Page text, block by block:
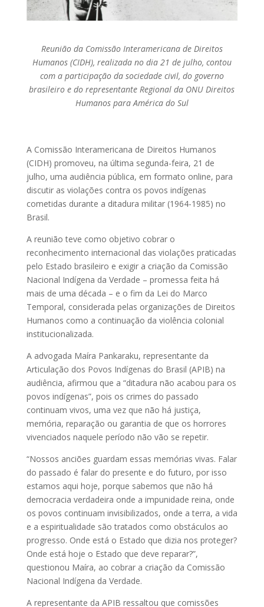
Reunião da Comissão Interamericana de Direitos
Humanos (CIDH), realizada no dia 21 de julho, contou
com a participação da sociedade civil, do governo
brasileiro e do representante Regional da ONU Direitos
Humanos para América do Sul
A Comissão Interamericana de Direitos Humanos
(CIDH) promoveu, na última segunda-feira, 21 de
julho, uma audiência pública, em formato online, para
discutir as violações contra os povos indígenas
cometidas durante a ditadura militar (1964-1985) no
Brasil.
A reunião teve como objetivo cobrar o
reconhecimento internacional das violações praticadas
pelo Estado brasileiro e exigir a criação da Comissão
Nacional Indígena da Verdade – promessa feita há
mais de uma década – e o fim da Lei do Marco
Temporal, considerada pelas organizações de Direitos
Humanos como a continuação da violência colonial
institucionalizada.
A advogada Maíra Pankaraku, representante da
Articulação dos Povos Indígenas do Brasil (APIB) na
audiência, afirmou que a “ditadura não acabou para os
povos indígenas”, pois os crimes do passado
continuam vivos, uma vez que não há justiça,
memória, reparação ou garantia de que os horrores
vivenciados naquele período não vão se repetir.
“Nossos anciões guardam essas memórias vivas. Falar
do passado é falar do presente e do futuro, por isso
estamos aqui hoje, porque sabemos que não há
democracia verdadeira onde a impunidade reina, onde
os povos continuam invisibilizados, onde a terra, a vida
e a espiritualidade são tratados como obstáculos ao
progresso. Onde está o Estado que dizia nos proteger?
Onde está hoje o Estado que deve reparar?”,
questionou Maíra, ao cobrar a criação da Comissão
Nacional Indígena da Verdade.
A representante da APIB ressaltou que comissões